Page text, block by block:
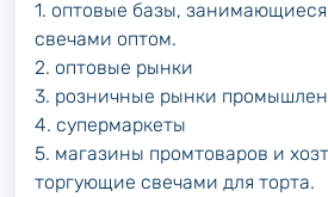
1. оптовые базы, занимающиеся
свечами оптом.
2. оптовые рынки
3. розничные рынки
4. супермаркеты
5. магазины промтоваров и
торгующие свечами для торта.